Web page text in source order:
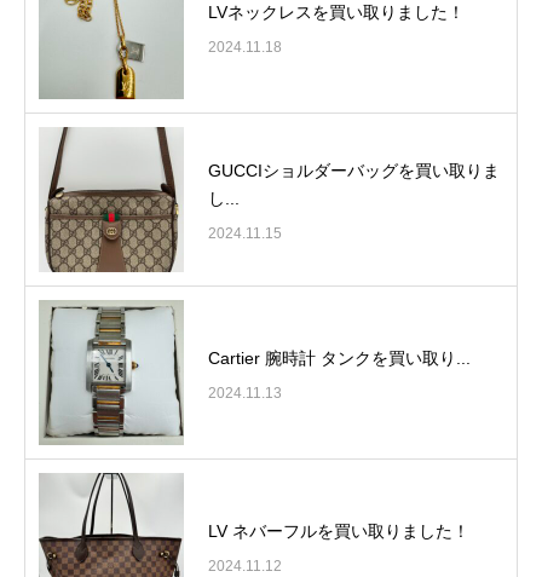
LVネックレスを買い取りました！
2024.11.18
GUCCIショルダーバッグを買い取りま
し...
2024.11.15
Cartier 腕時計 タンクを買い取り...
2024.11.13
LV ネバーフルを買い取りました！
2024.11.12